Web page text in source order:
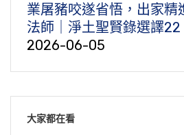
業屠豬咬遂省悟，出家精
法師｜淨土聖賢錄選譯22
2026-06-05
大家都在看